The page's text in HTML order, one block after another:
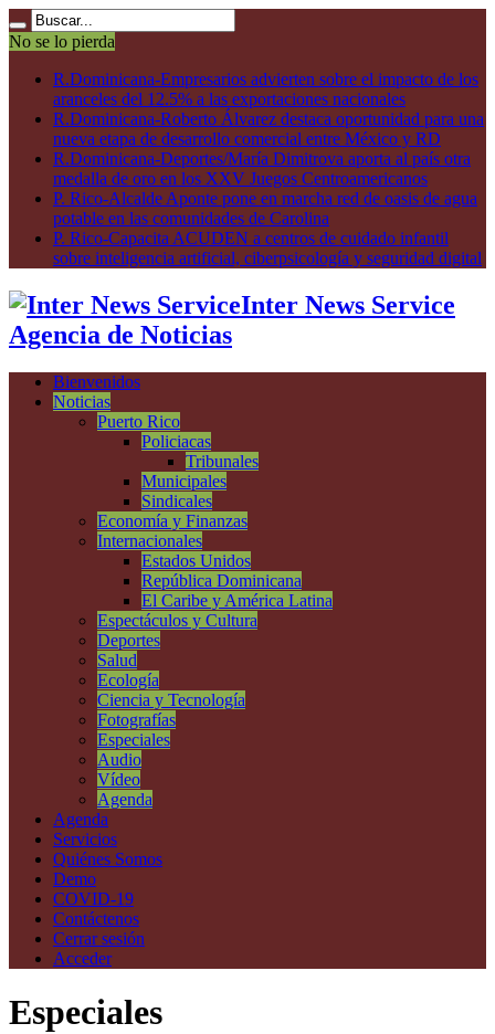
No se lo pierda
R.Dominicana-Empresarios advierten sobre el impacto de los
aranceles del 12.5% a las exportaciones nacionales
R.Dominicana-Roberto Álvarez destaca oportunidad para una
nueva etapa de desarrollo comercial entre México y RD
R.Dominicana-Deportes/María Dimitrova aporta al país otra
medalla de oro en los XXV Juegos Centroamericanos
P. Rico-Alcalde Aponte pone en marcha red de oasis de agua
potable en las comunidades de Carolina
P. Rico-Capacita ACUDEN a centros de cuidado infantil
sobre inteligencia artificial, ciberpsicología y seguridad digital
Inter News Service
Agencia de Noticias
Bienvenidos
Noticias
Puerto Rico
Policiacas
Tribunales
Municipales
Sindicales
Economía y Finanzas
Internacionales
Estados Unidos
República Dominicana
El Caribe y América Latina
Espectáculos y Cultura
Deportes
Salud
Ecología
Ciencia y Tecnología
Fotografías
Especiales
Audio
Vídeo
Agenda
Agenda
Servicios
Quiénes Somos
Demo
COVID-19
Contáctenos
Cerrar sesión
Acceder
Especiales